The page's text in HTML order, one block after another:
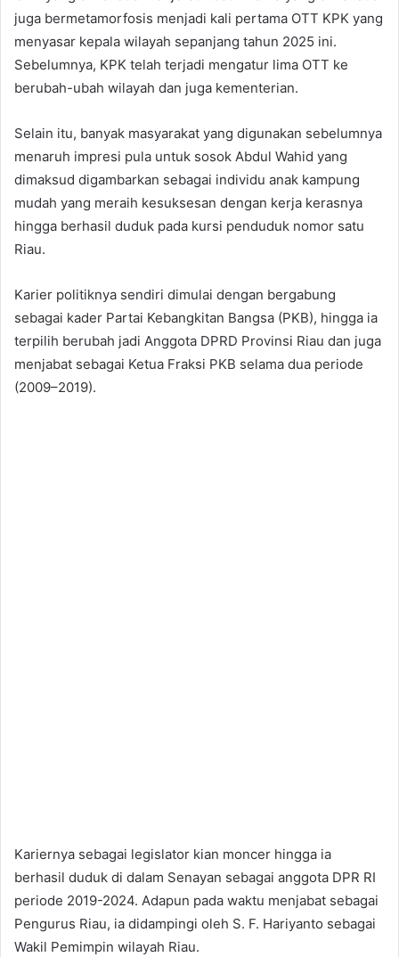
juga bermetamorfosis menjadi kali pertama OTT KPK yang
menyasar kepala wilayah sepanjang tahun 2025 ini.
Sebelumnya, KPK telah terjadi mengatur lima OTT ke
berubah-ubah wilayah dan juga kementerian.
Selain itu, banyak masyarakat yang digunakan sebelumnya
menaruh impresi pula untuk sosok Abdul Wahid yang
dimaksud digambarkan sebagai individu anak kampung
mudah yang meraih kesuksesan dengan kerja kerasnya
hingga berhasil duduk pada kursi penduduk nomor satu
Riau.
Karier politiknya sendiri dimulai dengan bergabung
sebagai kader Partai Kebangkitan Bangsa (PKB), hingga ia
terpilih berubah jadi Anggota DPRD Provinsi Riau dan juga
menjabat sebagai Ketua Fraksi PKB selama dua periode
(2009–2019).
Kariernya sebagai legislator kian moncer hingga ia
berhasil duduk di dalam Senayan sebagai anggota DPR RI
periode 2019-2024. Adapun pada waktu menjabat sebagai
Pengurus Riau, ia didampingi oleh S. F. Hariyanto sebagai
Wakil Pemimpin wilayah Riau.